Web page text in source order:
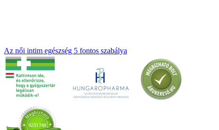
Az női intim egészség 5 fontos szabálya